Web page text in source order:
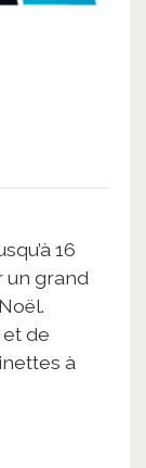
16
un grand
de
à